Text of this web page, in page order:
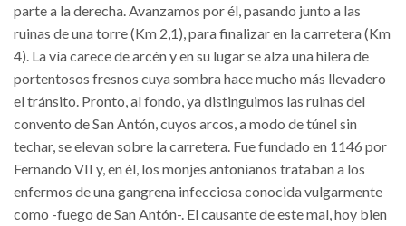
parte a la derecha. Avanzamos por él, pasando junto a las
ruinas de una torre (Km 2,1), para finalizar en la carretera (Km
4). La vía carece de arcén y en su lugar se alza una hilera de
portentosos fresnos cuya sombra hace mucho más llevadero
el tránsito. Pronto, al fondo, ya distinguimos las ruinas del
convento de San Antón, cuyos arcos, a modo de túnel sin
techar, se elevan sobre la carretera. Fue fundado en 1146 por
Fernando VII y, en él, los monjes antonianos trataban a los
enfermos de una gangrena infecciosa conocida vulgarmente
como -fuego de San Antón-. El causante de este mal, hoy bien